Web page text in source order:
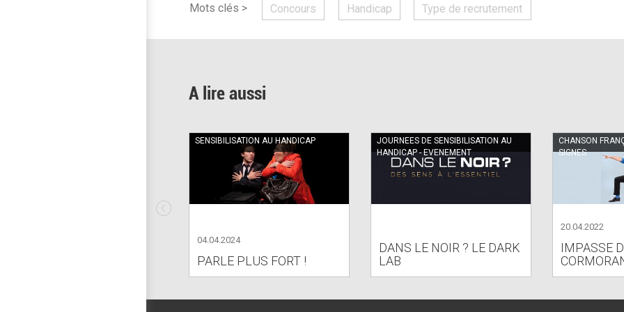
Mots clés > Concours Handicap Type de recrutement
A lire aussi
SENSIBILISATION AU HANDICAP
04.04.2024
PARLE PLUS FORT !
JOURNEES DE SENSIBILISATION AU
HANDICAP - EVENEMENT
DANS LE NOIR ? LE DARK
LAB
CHANSON
SIGNES
20.04.2022
IMPASSE